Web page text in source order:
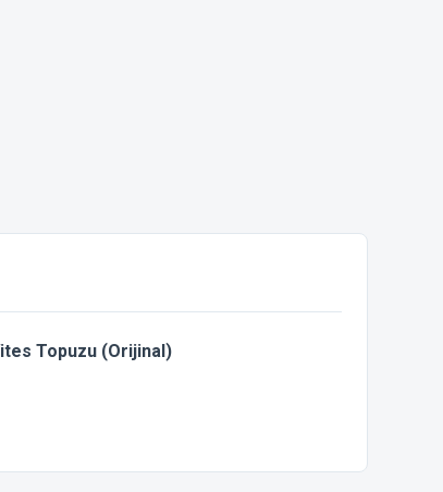
Topuzu (Orijinal)